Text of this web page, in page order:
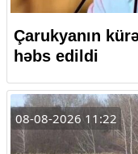
Çarukyanın
həbs edildi
08-08-2026 11:22